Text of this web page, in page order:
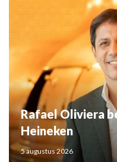
Rafael Oliviera
Heineken
5 augustus 2026